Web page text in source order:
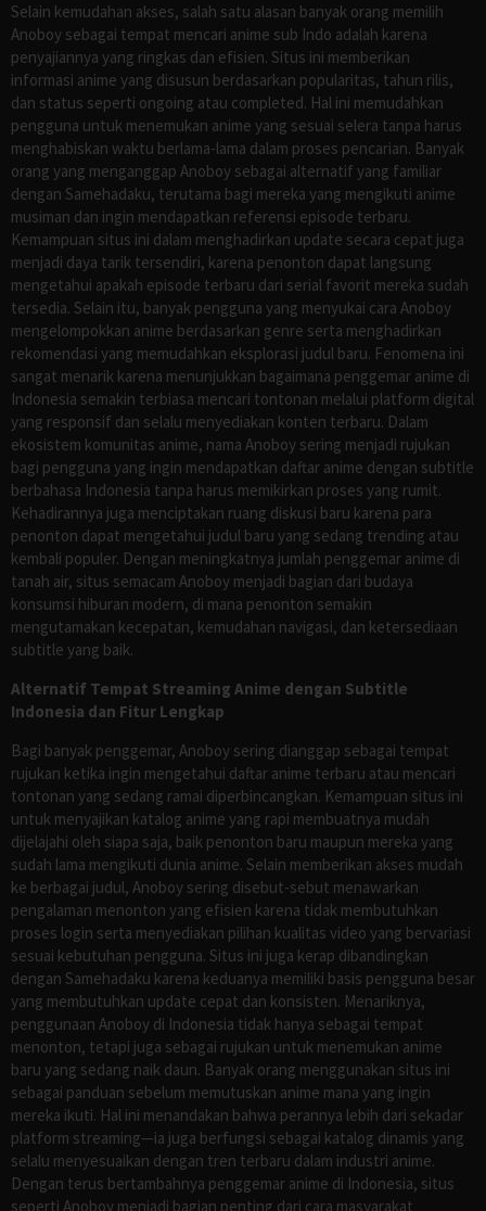
Selain kemudahan akses, salah satu alasan banyak orang memilih
Anoboy sebagai tempat mencari anime sub Indo adalah karena
penyajiannya yang ringkas dan efisien. Situs ini memberikan
informasi anime yang disusun berdasarkan popularitas, tahun rilis,
dan status seperti ongoing atau completed. Hal ini memudahkan
pengguna untuk menemukan anime yang sesuai selera tanpa harus
menghabiskan waktu berlama-lama dalam proses pencarian. Banyak
orang yang menganggap Anoboy sebagai alternatif yang familiar
dengan Samehadaku, terutama bagi mereka yang mengikuti anime
musiman dan ingin mendapatkan referensi episode terbaru.
Kemampuan situs ini dalam menghadirkan update secara cepat juga
menjadi daya tarik tersendiri, karena penonton dapat langsung
mengetahui apakah episode terbaru dari serial favorit mereka sudah
tersedia. Selain itu, banyak pengguna yang menyukai cara Anoboy
mengelompokkan anime berdasarkan genre serta menghadirkan
rekomendasi yang memudahkan eksplorasi judul baru. Fenomena ini
sangat menarik karena menunjukkan bagaimana penggemar anime di
Indonesia semakin terbiasa mencari tontonan melalui platform digital
yang responsif dan selalu menyediakan konten terbaru. Dalam
ekosistem komunitas anime, nama Anoboy sering menjadi rujukan
bagi pengguna yang ingin mendapatkan daftar anime dengan subtitle
berbahasa Indonesia tanpa harus memikirkan proses yang rumit.
Kehadirannya juga menciptakan ruang diskusi baru karena para
penonton dapat mengetahui judul baru yang sedang trending atau
kembali populer. Dengan meningkatnya jumlah penggemar anime di
tanah air, situs semacam Anoboy menjadi bagian dari budaya
konsumsi hiburan modern, di mana penonton semakin
mengutamakan kecepatan, kemudahan navigasi, dan ketersediaan
subtitle yang baik.
Alternatif Tempat Streaming Anime dengan Subtitle
Indonesia dan Fitur Lengkap
Bagi banyak penggemar, Anoboy sering dianggap sebagai tempat
rujukan ketika ingin mengetahui daftar anime terbaru atau mencari
tontonan yang sedang ramai diperbincangkan. Kemampuan situs ini
untuk menyajikan katalog anime yang rapi membuatnya mudah
dijelajahi oleh siapa saja, baik penonton baru maupun mereka yang
sudah lama mengikuti dunia anime. Selain memberikan akses mudah
ke berbagai judul, Anoboy sering disebut-sebut menawarkan
pengalaman menonton yang efisien karena tidak membutuhkan
proses login serta menyediakan pilihan kualitas video yang bervariasi
sesuai kebutuhan pengguna. Situs ini juga kerap dibandingkan
dengan Samehadaku karena keduanya memiliki basis pengguna besar
yang membutuhkan update cepat dan konsisten. Menariknya,
penggunaan Anoboy di Indonesia tidak hanya sebagai tempat
menonton, tetapi juga sebagai rujukan untuk menemukan anime
baru yang sedang naik daun. Banyak orang menggunakan situs ini
sebagai panduan sebelum memutuskan anime mana yang ingin
mereka ikuti. Hal ini menandakan bahwa perannya lebih dari sekadar
platform streaming—ia juga berfungsi sebagai katalog dinamis yang
selalu menyesuaikan dengan tren terbaru dalam industri anime.
Dengan terus bertambahnya penggemar anime di Indonesia, situs
seperti Anoboy menjadi bagian penting dari cara masyarakat